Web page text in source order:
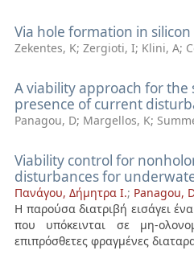
Via hole formation in
Zekentes, K; Zergioti, I; Klini, A;
A viability approach for
presence of current
Panagou, D; Margellos, K;
Viability control for
disturbances for
Πανάγου, Δήμητρα Ι.; Panagou,
Η παρούσα διατριβή εισάγει
που υπόκεινται σε μη-
επιπρόσθετες φραγμένες